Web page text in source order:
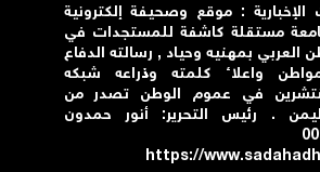
: موقع وصحيفة إلكترونية
مستقلة كاشفة للمستجدات في
بمهنيه وحياد , رسالته الدفاع
واعلاء كلمته وذراعه شبكه
في عموم الوطن تصدر من
. رئيس التحرير: أنور حمدون
https://